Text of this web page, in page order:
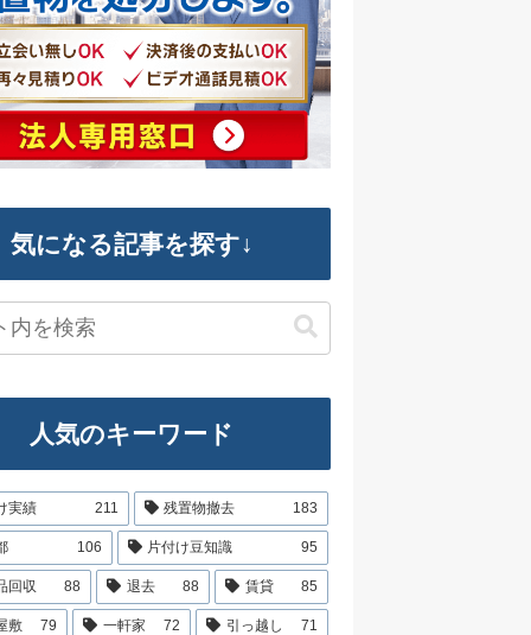
気になる記事を探す↓
人気のキーワード
実績 211 残置物撤去 183
106 片付け豆知識 95
回収 88 退去 88 賃貸 85
敷 79 一軒家 72 引っ越し 71